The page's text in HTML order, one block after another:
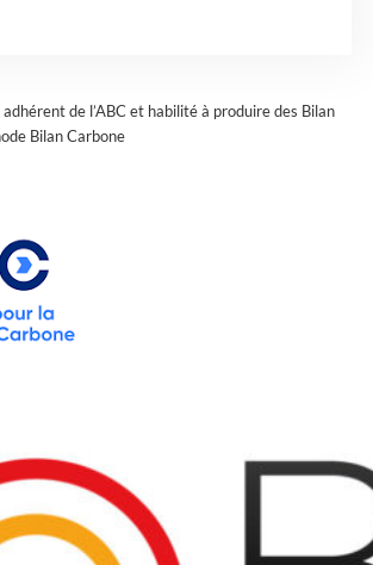
de l’ABC et habilité à produire des Bilan
Bilan Carbone